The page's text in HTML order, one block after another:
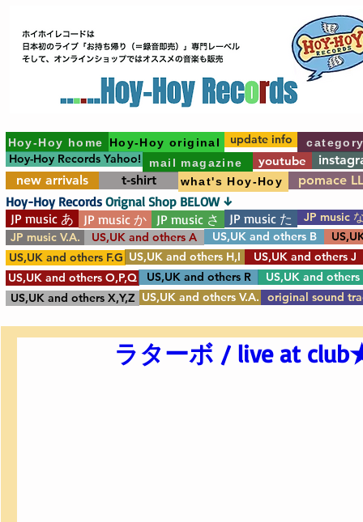
Hoy-Hoy home Hoy-Hoy original
Hoy-Hoy Records Yahoo! mail magazine youtube
new arrivals
t-shirt what's Hoy-Hoy pomace
update info
JP music あ JP music か JP music さ JP music た
JP music
JP music V.A.
US,UK and others A US,UK and others B
US,UK and others F.G US,UK and others H,I
US,UK and others J
US,UK and others O,P,Q
US,UK and others
US,UK and others R
US,UK and others X,Y,Z US,UK and others V.A. original sound
Hoy-Hoy Records Orignal Shop BELOW ↓
ラターボ / live at